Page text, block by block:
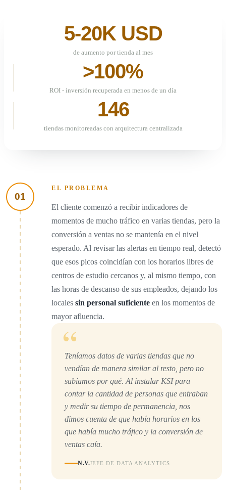
5-20K USD
de aumento por tienda al mes
>100%
ROI - inversión recuperada en menos de un día
146
tiendas monitoreadas con arquitectura centralizada
01
EL PROBLEMA
El cliente comenzó a recibir indicadores de
momentos de mucho tráfico en varias tiendas, pero la
conversión a ventas no se mantenía en el nivel
esperado. Al revisar las alertas en tiempo real, detectó
que esos picos coincidían con los horarios libres de
centros de estudio cercanos y, al mismo tiempo, con
las horas de descanso de sus empleados, dejando los
locales sin personal suficiente en los momentos de
mayor afluencia.
“
Teníamos datos de varias tiendas que no
vendían de manera similar al resto, pero no
sabíamos por qué. Al instalar KSI para
contar la cantidad de personas que entraban
y medir su tiempo de permanencia, nos
dimos cuenta de que había horarios en los
que había mucho tráfico y la conversión de
ventas caía.
N.V.JEFE DE DATA ANALYTICS